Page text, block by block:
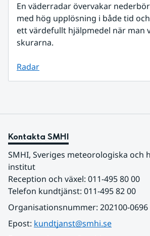
En väderradar övervakar
med hög upplösning i både tid
ett värdefullt hjälpmedel när man
skurarna.
Radar
Kontakta SMHI
SMHI, Sveriges meteorologiska och
institut
Reception och växel: 011-495 80 00
Telefon kundtjänst: 011-495 82 00
Organisationsnummer: 202100-0696
Epost: kundtjanst@smhi.se